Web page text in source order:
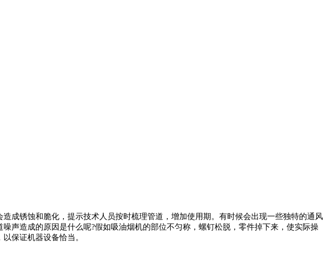
成锈蚀和脆化，提示技术人员按时梳理管道，增加使用期。有时候会出现一些独特的通风
声造成的原因是什么呢?假如吸油烟机的部位不匀称，螺钉松脱，零件掉下来，使实际操
保证机器设备恰当。